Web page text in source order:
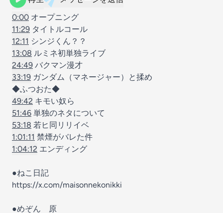
0:00 オープニング
11:29 タイトルコール
12:11 シンジくん？？
13:08 ルミネ初単独ライブ
24:49 バクマン漫才
33:19 ガンダム（マネージャー）と揉め
◆ふつおた◆
49:42 キモい奴ら
51:46 単独のネタについて
53:18 若ヒ同リリイベ
1:01:11 禁煙がバレた件
1:04:12 エンディング
●ねこ日記
https://x.com/maisonnekonikki
●めぞん 原